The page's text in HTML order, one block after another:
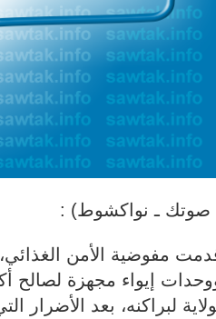
صوتك ـ نواكشوط) :
مفوضية الأمن
لبراكنه، بعد